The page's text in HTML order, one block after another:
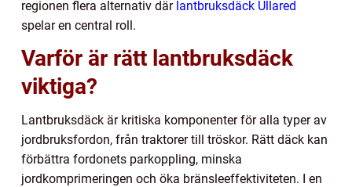
regionen flera alternativ där lantbruksdäck Ullared
spelar en central roll.
Varför är rätt lantbruksdäck
viktiga?
Lantbruksdäck är kritiska komponenter för alla typer av
jordbruksfordon, från traktorer till tröskor. Rätt däck kan
förbättra fordonets parkoppling, minska
jordkomprimeringen och öka bränsleeffektiviteten. I en